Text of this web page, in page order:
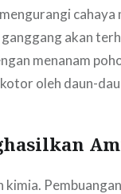
akan
menanam
oleh daun-